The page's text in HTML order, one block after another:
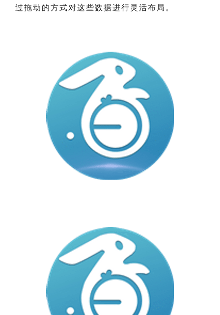
过拖动的方式对这些数据进行灵活布局。